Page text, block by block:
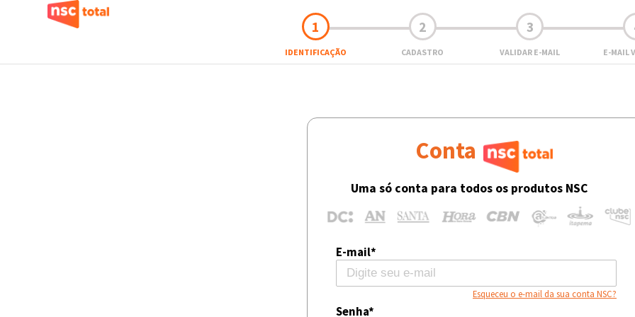
1
IDENTIFICAÇÃO
2
CADASTRO
3
VALIDAR E-MAIL E-MAIL
Conta
Uma só conta para todos os produtos NSC
E-mail*
Esqueceu o e-mail da sua conta NSC?
Senha*